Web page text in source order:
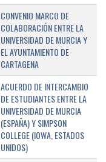
CONVENIO MARCO DE
COLABORACIÓN ENTRE LA
UNIVERSIDAD DE MURCIA Y
EL AYUNTAMIENTO DE
CARTAGENA
ACUERDO DE INTERCAMBIO
DE ESTUDIANTES ENTRE LA
UNIVERSIDAD DE MURCIA
(ESPAÑA) Y SIMPSON
COLLEGE (IOWA, ESTADOS
UNIDOS)